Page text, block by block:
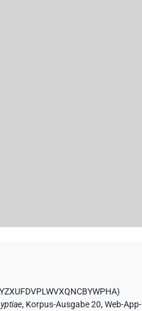
)
, Korpus-Ausgabe 20, Web-App-